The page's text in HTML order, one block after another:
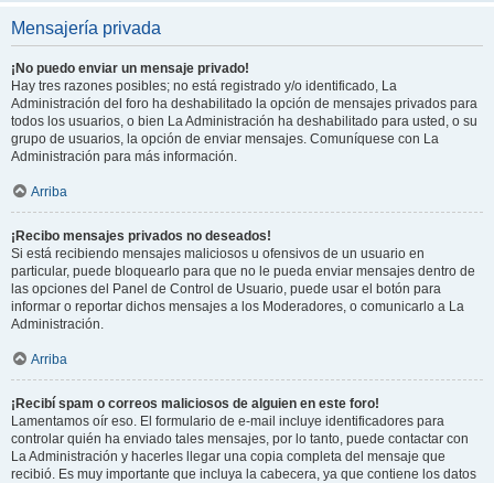
Mensajería privada
¡No puedo enviar un mensaje privado!
Hay tres razones posibles; no está registrado y/o identificado, La
Administración del foro ha deshabilitado la opción de mensajes privados para
todos los usuarios, o bien La Administración ha deshabilitado para usted, o su
grupo de usuarios, la opción de enviar mensajes. Comuníquese con La
Administración para más información.
Arriba
¡Recibo mensajes privados no deseados!
Si está recibiendo mensajes maliciosos u ofensivos de un usuario en
particular, puede bloquearlo para que no le pueda enviar mensajes dentro de
las opciones del Panel de Control de Usuario, puede usar el botón para
informar o reportar dichos mensajes a los Moderadores, o comunicarlo a La
Administración.
Arriba
¡Recibí spam o correos maliciosos de alguien en este foro!
Lamentamos oír eso. El formulario de e-mail incluye identificadores para
controlar quién ha enviado tales mensajes, por lo tanto, puede contactar con
La Administración y hacerles llegar una copia completa del mensaje que
recibió. Es muy importante que incluya la cabecera, ya que contiene los datos